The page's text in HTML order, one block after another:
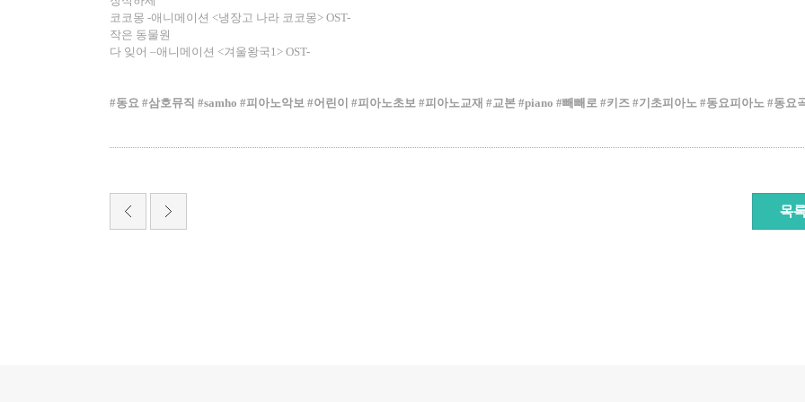
코코몽 -애니메이션 <냉장고 나라 코코몽> OST-
작은 동물원
다 잊어 –애니메이션 <겨울왕국1> OST-
#동요 #삼호뮤직 #samho #피아노악보 #어린이 #피아노초보 #피아노교재 #교본 #piano #빼빼로 #키즈 #기초피아노 #동요피아노 #동요
목